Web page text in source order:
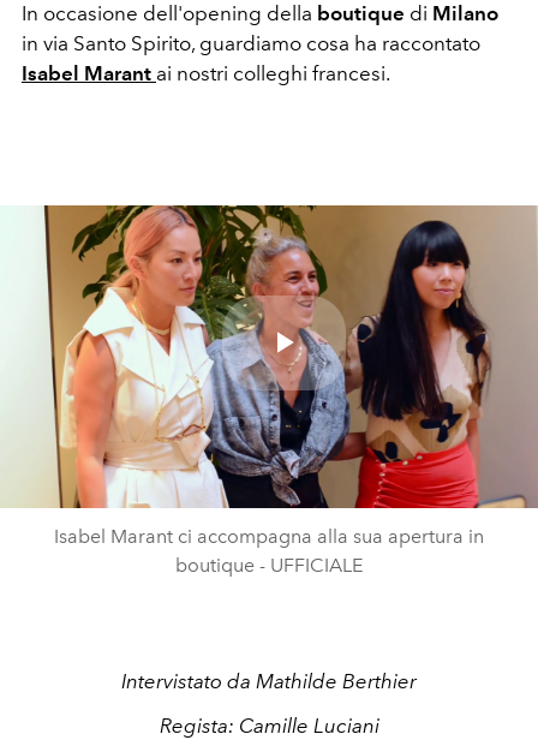
In occasione dell'opening della boutique di Milano
in via Santo Spirito, guardiamo cosa ha raccontato
Isabel Marant ai nostri colleghi francesi.
Play
Video
Isabel Marant ci accompagna alla sua apertura in
boutique - UFFICIALE
Intervistato da Mathilde Berthier
Regista: Camille Luciani